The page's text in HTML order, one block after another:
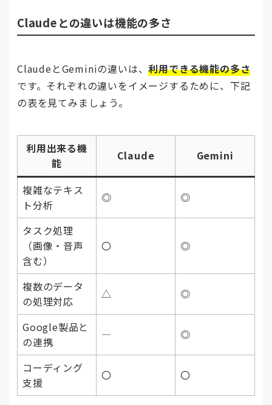
Claudeとの違いは機能の多さ
ClaudeとGeminiの違いは、利用できる機能の多さ
です。それぞれの違いをイメージするために、下記
の表を見てみましょう。
利用出来る機
能
Claude Gemini
複雑なテキス
ト分析
◎ ◎
タスク処理
（画像・音声
含む）
〇 ◎
複数のデータ
の処理対応
△ ◎
Google製品と
の連携
― ◎
コーディング
支援
〇 〇